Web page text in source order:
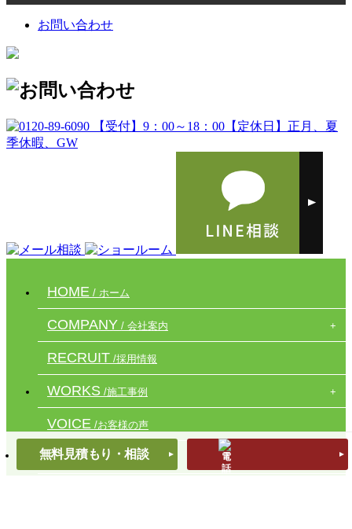
無料見積もり・相談
お問い合わせ
HOME / ホーム
COMPANY / 会社案内
RECRUIT /採用情報
WORKS /施工事例
VOICE /お客様の声
OTHER/ その他